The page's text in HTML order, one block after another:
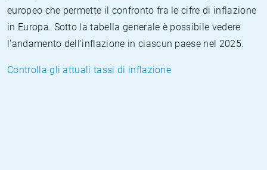
europeo che permette il confronto fra le cifre di inflazione
in Europa. Sotto la tabella generale è possibile vedere
l'andamento dell'inflazione in ciascun paese nel 2025.
Controlla gli attuali tassi di inflazione